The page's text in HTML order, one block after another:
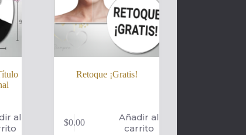
al
Retoque ¡Gratis!
$0.00
Añadir al
carrito